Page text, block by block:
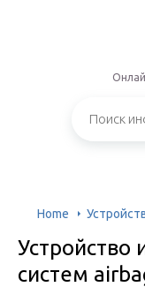
Home
Устройство
систем